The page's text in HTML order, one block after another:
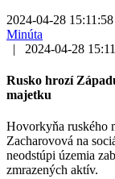
2024-04-28 15:11:58
Minúta
|
2024-04-28
Rusko hrozí
majetku
Hovorkyňa ruského
Zacharovová na
neodstúpi územia
zmrazených aktív.